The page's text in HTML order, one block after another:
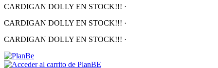
CARDIGAN DOLLY EN STOCK!!! ·
CARDIGAN DOLLY EN STOCK!!! ·
CARDIGAN DOLLY EN STOCK!!! ·